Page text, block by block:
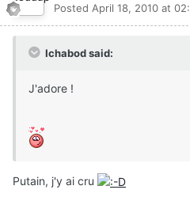
Posted April 18, 2010 at
Ichabod said:
J'adore !
Putain, j'y ai cru